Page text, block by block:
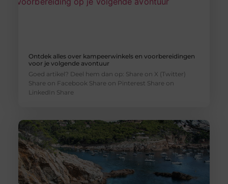
Ontdek alles over kampeerwinkels en voorbereidingen
voor je volgende avontuur
Goed artikel? Deel hem dan op: Share on X (Twitter)
Share on Facebook Share on Pinterest Share on
LinkedIn Share